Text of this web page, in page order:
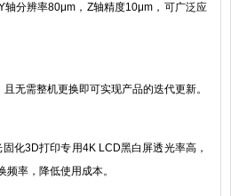
分辨率80μm，Z轴精度10μm，可广泛应
无需整机更换即可实现产品的迭代更新。
化3D打印专用4K LCD黑白屏透光率高，
率，降低使用成本。